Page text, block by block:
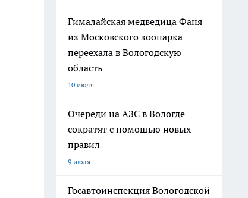
Гималайская медведица Фаня
из Московского зоопарка
переехала в Вологодскую
область
10 июля
Очереди на АЗС в Вологде
сократят с помощью новых
правил
9 июля
Госавтоинспекция Вологодской